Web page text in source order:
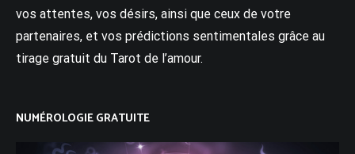
vos attentes, vos désirs, ainsi que ceux de votre
partenaires, et vos prédictions sentimentales grâce au
tirage gratuit du Tarot de l’amour.
NUMÉROLOGIE GRATUITE